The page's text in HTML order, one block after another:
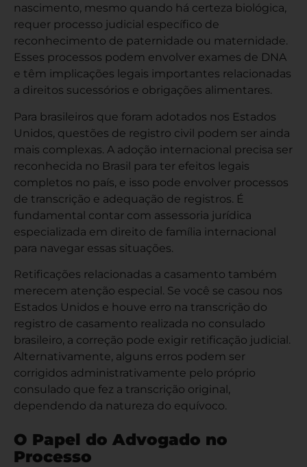
nascimento, mesmo quando há certeza biológica,
requer processo judicial específico de
reconhecimento de paternidade ou maternidade.
Esses processos podem envolver exames de DNA
e têm implicações legais importantes relacionadas
a direitos sucessórios e obrigações alimentares.
Para brasileiros que foram adotados nos Estados
Unidos, questões de registro civil podem ser ainda
mais complexas. A adoção internacional precisa ser
reconhecida no Brasil para ter efeitos legais
completos no país, e isso pode envolver processos
de transcrição e adequação de registros. É
fundamental contar com assessoria jurídica
especializada em direito de família internacional
para navegar essas situações.
Retificações relacionadas a casamento também
merecem atenção especial. Se você se casou nos
Estados Unidos e houve erro na transcrição do
registro de casamento realizada no consulado
brasileiro, a correção pode exigir retificação judicial.
Alternativamente, alguns erros podem ser
corrigidos administrativamente pelo próprio
consulado que fez a transcrição original,
dependendo da natureza do equívoco.
O Papel do Advogado no
Processo